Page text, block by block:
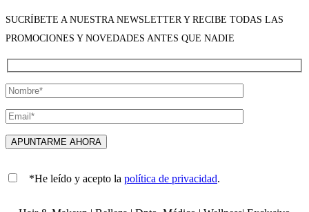
SUCRÍBETE A NUESTRA NEWSLETTER Y RECIBE TODAS LAS
PROMOCIONES Y NOVEDADES ANTES QUE NADIE
*He leído y acepto la política de privacidad.